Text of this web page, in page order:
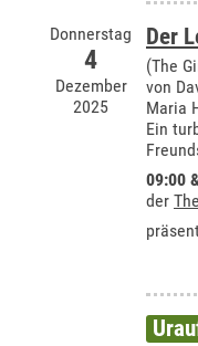
Donnerstag
4
Dezember
2025
Der
(The
von
Maria
Ein
09:00
der